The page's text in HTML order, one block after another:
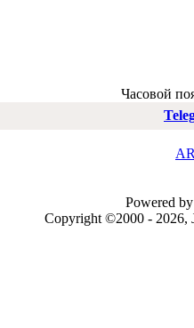
Часовой
Powered
Copyright ©2000 - 2026,